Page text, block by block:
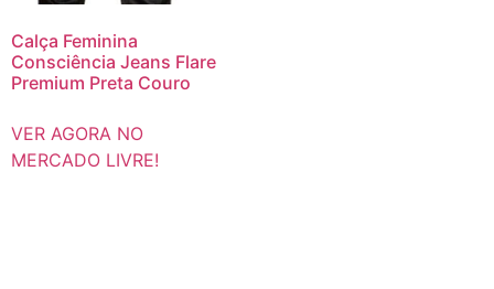
Calça Feminina
Consciência Jeans Flare
Premium Preta Couro
VER AGORA NO
MERCADO LIVRE!